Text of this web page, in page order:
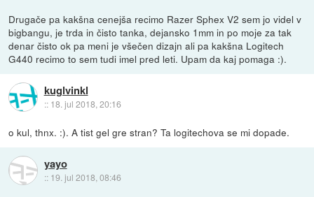
Drugače pa kakšna cenejša recimo Razer Sphex V2 sem jo videl v
bigbangu, je trda in čisto tanka, dejansko 1mm in po moje za tak
denar čisto ok pa meni je všečen dizajn ali pa kakšna Logitech
G440 recimo to sem tudi imel pred leti. Upam da kaj pomaga :).
kuglvinkl
:: 18. jul 2018, 20:16
o kul, thnx. :). A tist gel gre stran? Ta logitechova se mi dopade.
yayo
:: 19. jul 2018, 08:46